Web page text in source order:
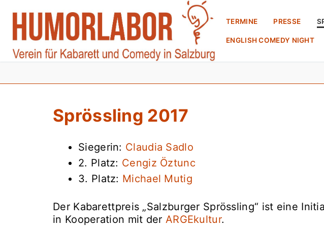
springen
TERMINE PRESSE
ENGLISH COMEDY NIGHT
Sprössling 2017
Siegerin: Claudia Sadlo
2. Platz: Cengiz Öztunc
3. Platz: Michael Mutig
Der Kabarettpreis „Salzburger Sprössling“ ist eine
in Kooperation mit der ARGEkultur.